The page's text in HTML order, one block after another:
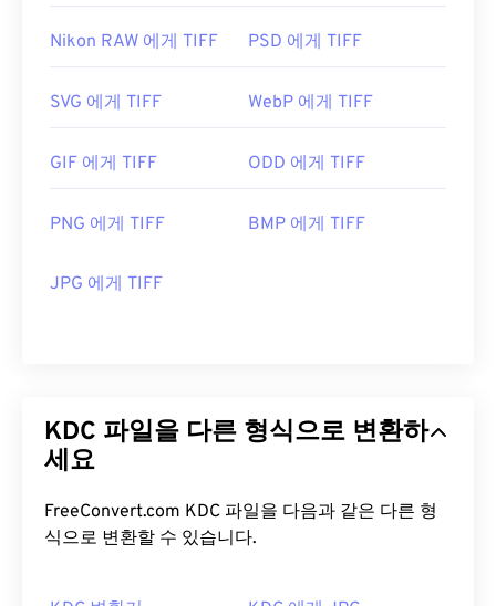
Nikon RAW 에게 TIFF PSD 에게 TIFF
SVG 에게 TIFF WebP 에게 TIFF
GIF 에게 TIFF ODD 에게 TIFF
PNG 에게 TIFF BMP 에게 TIFF
JPG 에게 TIFF
KDC 파일을 다른 형식으로 변환하
세요
FreeConvert.com KDC 파일을 다음과 같은 다른 형
식으로 변환할 수 있습니다.